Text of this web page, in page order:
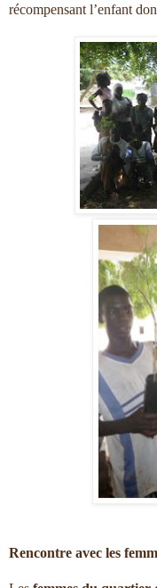
récompensant l’enfant
Rencontre avec les